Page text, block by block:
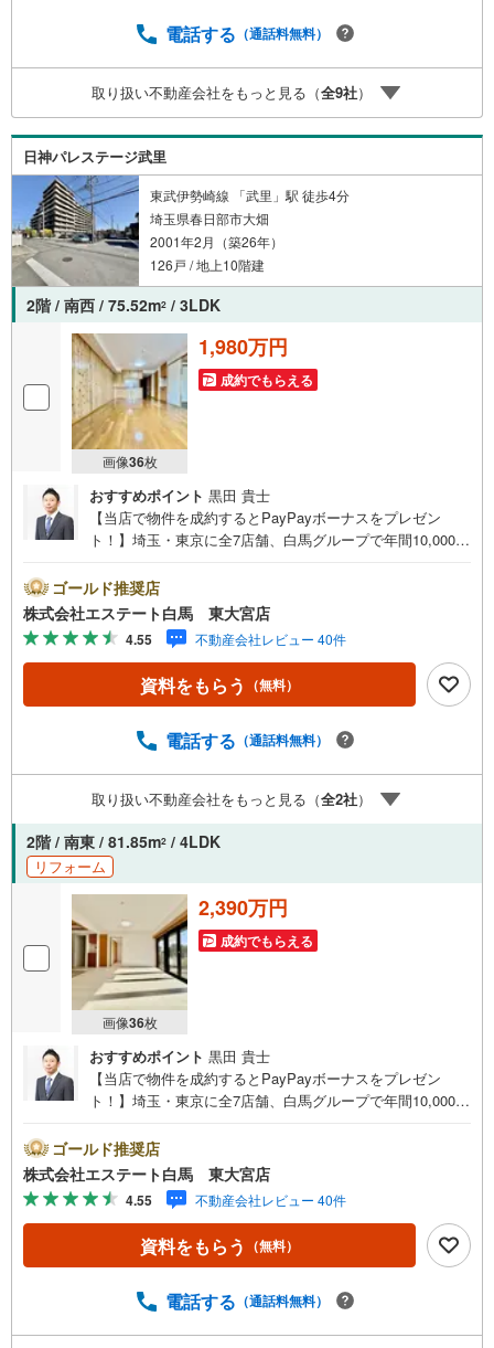
プランナーと無料相談。ローン返済について、老後や学費
ンアドバイザーなど、専門資格を持つスタッフが多数在籍
しております。お客様からの資料請求、お問い合わせをお
待ちしております。
電話する （通話料無料）
取り扱い不動産会社をもっと見る（全9社）
日神パレステージ武里
東武伊勢崎線 「武里」駅 徒歩4分
埼玉県春日部市大畑
2001年2月（築26年）
126戸 / 地上10階建
2階 / 南西 / 75.52m2 / 3LDK
画像36枚
1,980万円
成約でもらえる
おすすめポイント 黒田 貴士
【当店で物件を成約するとPayPayボーナスをプレゼン
ト！】埼玉・東京に全7店舗、白馬グループで年間10,000人
築・リフォーム・資金計画のプロが、より良いご提案をい
たします。～人気のリモート見学・リモート相談サービス
～・小さいお子様や家事で外出できない、天気が悪く外出
したくない時・LINEやZOOMなど無料のアプリですぐにご
利用いただけます・リモート見学はスタッフがご興味ある
物件の現地から映像をお届けします・写真では伝わりにく
「見え方」などもしっかり確認できます・リモート相談は
も安心・忙しいパートナーに変わって予め確認も・別々の
場所から家族みんなで参加もできます・お気軽にご相談下
さい～営業時間～9:30～18:30こちらのお時間でしたらお電
話でのお問合せがスムーズですお気軽にお問合せください
ゴールド推奨店
株式会社エステート白馬 東大宮店
4.55 不動産会社レビュー 40件
資料をもらう （無料）
電話する （通話料無料）
取り扱い不動産会社をもっと見る（全2社）
2階 / 南東 / 81.85m2 / 4LDK
リフォーム
画像36枚
2,390万円
成約でもらえる
おすすめポイント 黒田 貴士
【当店で物件を成約するとPayPayボーナスをプレゼン
ト！】埼玉・東京に全7店舗、白馬グループで年間10,000人
築・リフォーム・資金計画のプロが、より良いご提案をい
たします。～人気のリモート見学・リモート相談サービス
～・小さいお子様や家事で外出できない、天気が悪く外出
したくない時・LINEやZOOMなど無料のアプリですぐにご
利用いただけます・リモート見学はスタッフがご興味ある
物件の現地から映像をお届けします・写真では伝わりにく
「見え方」などもしっかり確認できます・リモート相談は
ゴールド推奨店
株式会社エステート白馬 東大宮店
4.55 不動産会社レビュー 40件
資料をもらう （無料）
電話する （通話料無料）